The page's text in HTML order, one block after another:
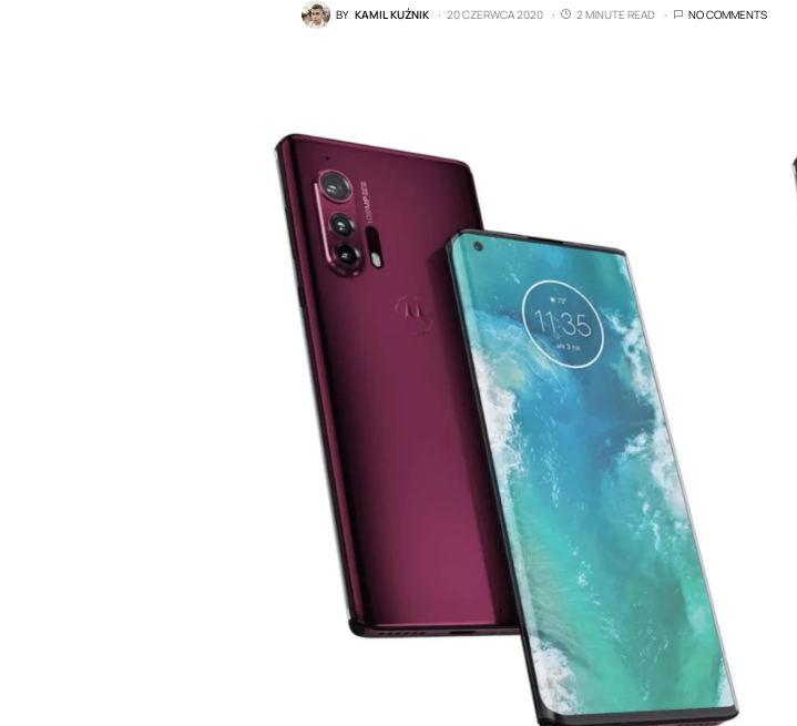
BY KAMIL KUŹNIK 20 CZERWCA 2020 2 MINUTE READ NO COMMENTS